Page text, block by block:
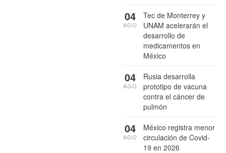
Tec de Monterrey y
UNAM acelerarán el
desarrollo de
medicamentos en
México
04
AGO
Rusia desarrolla
prototipo de vacuna
contra el cáncer de
pulmón
04
AGO
México registra menor
circulación de Covid-
19 en 2026
04
AGO